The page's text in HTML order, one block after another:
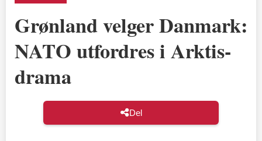
Grønland velger Danmark:
NATO utfordres i Arktis-
drama
Del